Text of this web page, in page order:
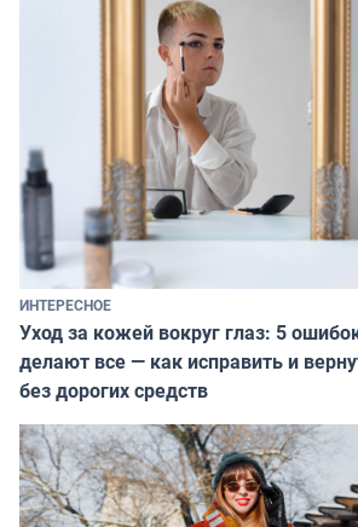
ИНТЕРЕСНОЕ
Уход за кожей вокруг глаз: 5
делают все — как исправить и
без дорогих средств